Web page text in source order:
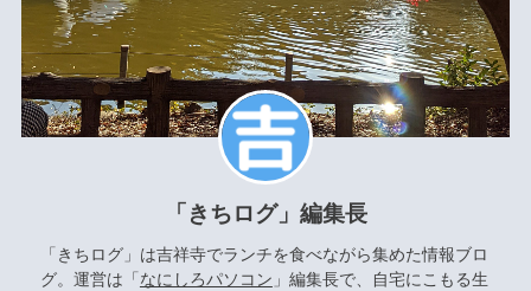
「きちログ」編集長
「きちログ」は吉祥寺でランチを食べながら集めた情報ブロ
グ。運営は「 なにしろパソコン 」編集長で、自宅にこもる生